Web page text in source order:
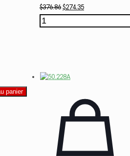
$376.86Le
prix
initial
$274.35Le
prix
actuel
quantité
de
panier